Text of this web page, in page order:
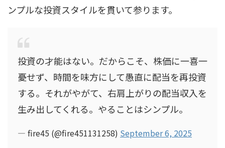
ンプルな投資スタイルを貫いて参ります。
投資の才能はない。だからこそ、株価に一喜一
憂せず、時間を味方にして愚直に配当を再投資
する。それがやがて、右肩上がりの配当収入を
生み出してくれる。やることはシンプル。
— fire45 (@fire451131258) September 6, 2025